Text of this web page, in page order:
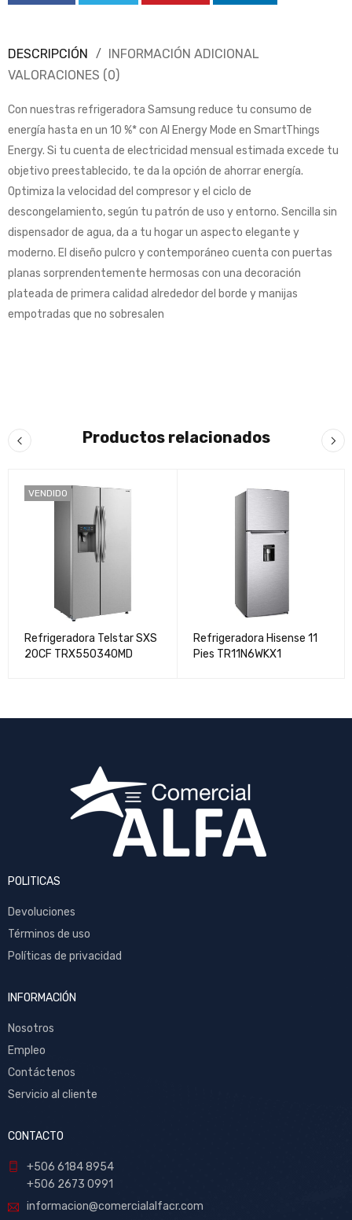
DESCRIPCIÓN
INFORMACIÓN ADICIONAL
VALORACIONES (0)
Con nuestras refrigeradora Samsung reduce tu consumo de
energía hasta en un 10 %* con AI Energy Mode en SmartThings
Energy. Si tu cuenta de electricidad mensual estimada excede tu
objetivo preestablecido, te da la opción de ahorrar energía.
Optimiza la velocidad del compresor y el ciclo de
descongelamiento, según tu patrón de uso y entorno. Sencilla sin
dispensador de agua, da a tu hogar un aspecto elegante y
moderno. El diseño pulcro y contemporáneo cuenta con puertas
planas sorprendentemente hermosas con una decoración
plateada de primera calidad alrededor del borde y manijas
empotradas que no sobresalen
Productos relacionados
VENDIDO
Refrigeradora Telstar SXS
20CF TRX550340MD
Refrigeradora Hisense 11
Pies TR11N6WKX1
POLITICAS
Devoluciones
Términos de uso
Políticas de privacidad
INFORMACIÓN
Nosotros
Empleo
Contáctenos
Servicio al cliente
CONTACTO
+506 6184 8954
+506 2673 0991
informacion@comercialalfacr.com